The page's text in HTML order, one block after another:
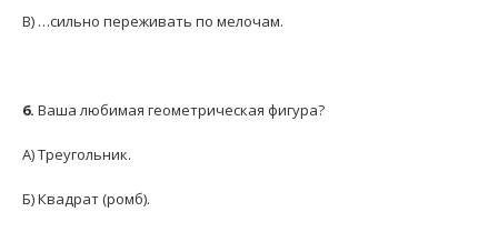
В) …сильно переживать по мелочам.
6. Ваша любимая геометрическая фигура?
А) Треугольник.
Б) Квадрат (ромб).